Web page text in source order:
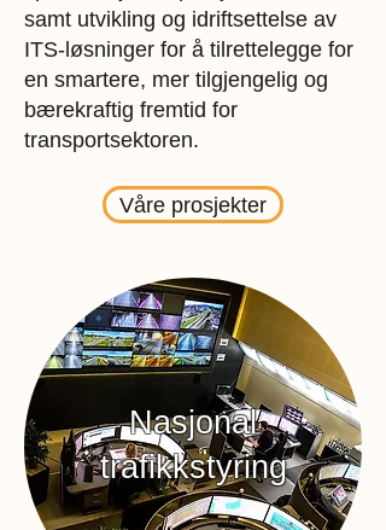
samt utvikling og idriftsettelse av
ITS-løsninger for å tilrettelegge for
en smartere, mer tilgjengelig og
bærekraftig fremtid for
transportsektoren.
Våre prosjekter
Nasjonal
trafikkstyring